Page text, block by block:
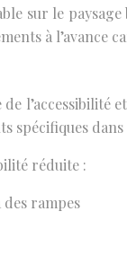
sur le
à l’avance
de
spécifiques
réduite :
rampes